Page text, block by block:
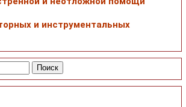
и инструментальных